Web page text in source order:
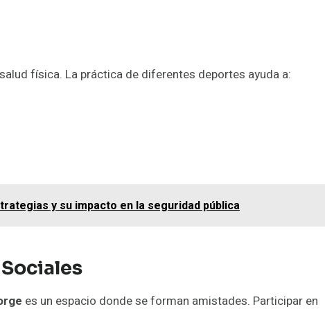
física. La práctica de diferentes deportes ayuda a:
y su impacto en la seguridad pública
es un espacio donde se forman amistades. Participar en